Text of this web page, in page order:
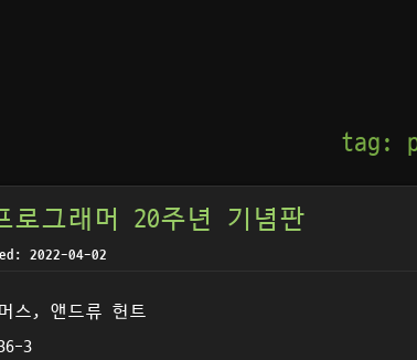
tag:
로그래머 20주년 기념판
2022-04-02
스, 앤드류 헌트
3